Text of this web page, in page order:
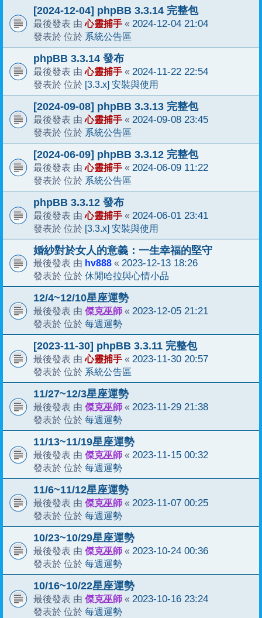
[2024-12-04] phpBB 3.3.14 完整包
最後發表 由心靈捕手 « 2024-12-04 21:04
發表於 位於 系統公告區
phpBB 3.3.14 發布
最後發表 由心靈捕手 « 2024-11-22 22:54
發表於 位於 [3.3.x] 安裝與使用
[2024-09-08] phpBB 3.3.13 完整包
最後發表 由心靈捕手 « 2024-09-08 23:45
發表於 位於 系統公告區
[2024-06-09] phpBB 3.3.12 完整包
最後發表 由心靈捕手 « 2024-06-09 11:22
發表於 位於 系統公告區
phpBB 3.3.12 發布
最後發表 由心靈捕手 « 2024-06-01 23:41
發表於 位於 [3.3.x] 安裝與使用
婚紗對於女人的意義：一生幸福的堅守
最後發表 由 hv888 « 2023-12-13 18:26
發表於 位於 休閒哈拉與心情小品
12/4~12/10星座運勢
最後發表 由 傑克巫師 « 2023-12-05 21:21
發表於 位於 每週運勢
[2023-11-30] phpBB 3.3.11 完整包
最後發表 由心靈捕手 « 2023-11-30 20:57
發表於 位於 系統公告區
11/27~12/3星座運勢
最後發表 由 傑克巫師 « 2023-11-29 21:38
發表於 位於 每週運勢
11/13~11/19星座運勢
最後發表 由 傑克巫師 « 2023-11-15 00:32
發表於 位於 每週運勢
11/6~11/12星座運勢
最後發表 由 傑克巫師 « 2023-11-07 00:25
發表於 位於 每週運勢
10/23~10/29星座運勢
最後發表 由 傑克巫師 « 2023-10-24 00:36
發表於 位於 每週運勢
10/16~10/22星座運勢
最後發表 由 傑克巫師 « 2023-10-16 23:24
發表於 位於 每週運勢